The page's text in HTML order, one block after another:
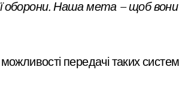
оборони. Наша мета — щоб
передачі таких систем